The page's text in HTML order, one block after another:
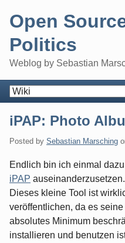
content
Open
Politics
Weblog by Sebastian
Navigation
iPAP: Photo
Posted by Sebastian Marsching
Endlich bin ich einmal
iPAP auseinanderzusetzen.
Dieses kleine Tool ist
veröffentlichen, da es
absolutes Minimum
installieren und benutzen